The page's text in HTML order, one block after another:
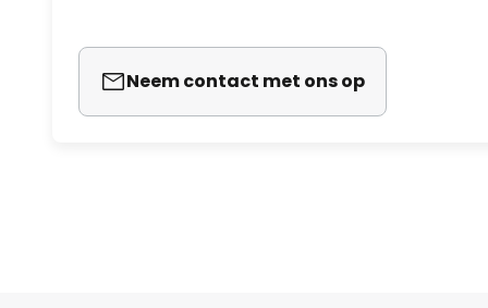
Neem contact met ons op